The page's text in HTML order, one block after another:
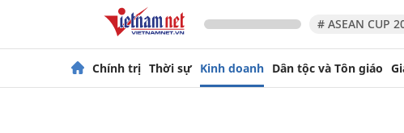
# ASEAN CUP
Chính trị Thời sự Kinh doanh Dân tộc và Tôn giáo